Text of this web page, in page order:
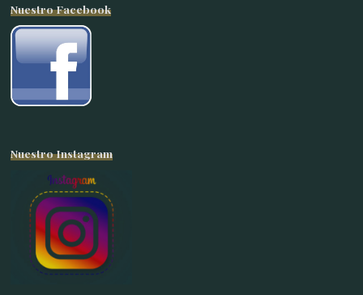
Nuestro Facebook
Nuestro Instagram